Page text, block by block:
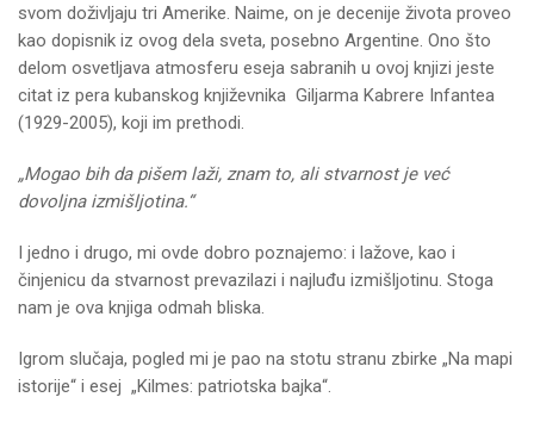
svom doživljaju tri Amerike. Naime, on je decenije života proveo
kao dopisnik iz ovog dela sveta, posebno Argentine. Ono što
delom osvetljava atmosferu eseja sabranih u ovoj knjizi jeste
citat iz pera kubanskog književnika Giljarma Kabrere Infantea
(1929-2005), koji im prethodi.
„Mogao bih da pišem laži, znam to, ali stvarnost je već
dovoljna izmišljotina.“
I jedno i drugo, mi ovde dobro poznajemo: i lažove, kao i
činjenicu da stvarnost prevazilazi i najluđu izmišljotinu. Stoga
nam je ova knjiga odmah bliska.
Igrom slučaja, pogled mi je pao na stotu stranu zbirke „Na mapi
istorije“ i esej „Kilmes: patriotska bajka“.